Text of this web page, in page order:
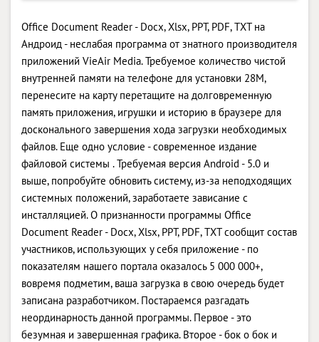
Office Document Reader - Docx, Xlsx, PPT, PDF, TXT на
Андроид - неслабая программа от знатного производителя
приложений VieAir Media. Требуемое количество чистой
внутренней памяти на телефоне для установки 28M,
перенесите на карту перетащите на долговременную
память приложения, игрушки и историю в браузере для
досконального завершения хода загрузки необходимых
файлов. Еще одно условие - современное издание
файловой системы . Требуемая версия Android - 5.0 и
выше, попробуйте обновить систему, из-за неподходящих
системных положений, заработаете зависание с
инсталляцией. О признанности программы Office
Document Reader - Docx, Xlsx, PPT, PDF, TXT сообщит состав
участников, использующих у себя приложение - по
показателям нашего портала оказалось 5 000 000+,
вовремя подметим, ваша загрузка в свою очередь будет
записана разработчиком. Постараемся разгадать
неординарность данной программы. Первое - это
безумная и завершенная графика. Второе - бок о бок и